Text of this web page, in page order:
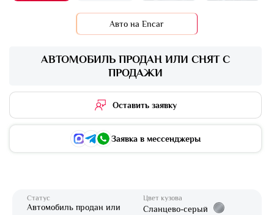
АВТОМОБИЛЬ ПРОДАН ИЛИ СНЯТ С
ПРОДАЖИ
Оставить заявку
Заявка в мессенджеры
Статус
Автомобиль продан или
Цвет кузова
Сланцево-серый
Авто на Encar